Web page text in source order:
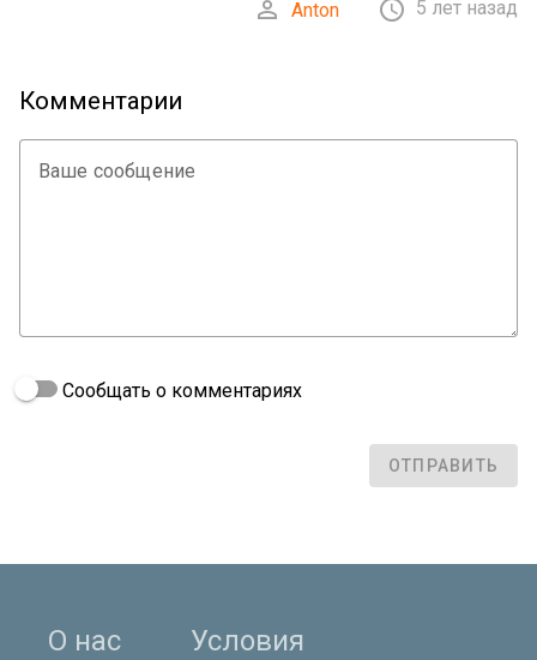
 Anton  5 лет назад
Комментарии
Ваше сообщение
Сообщать о комментариях
ОТПРАВИТЬ
О нас Условия